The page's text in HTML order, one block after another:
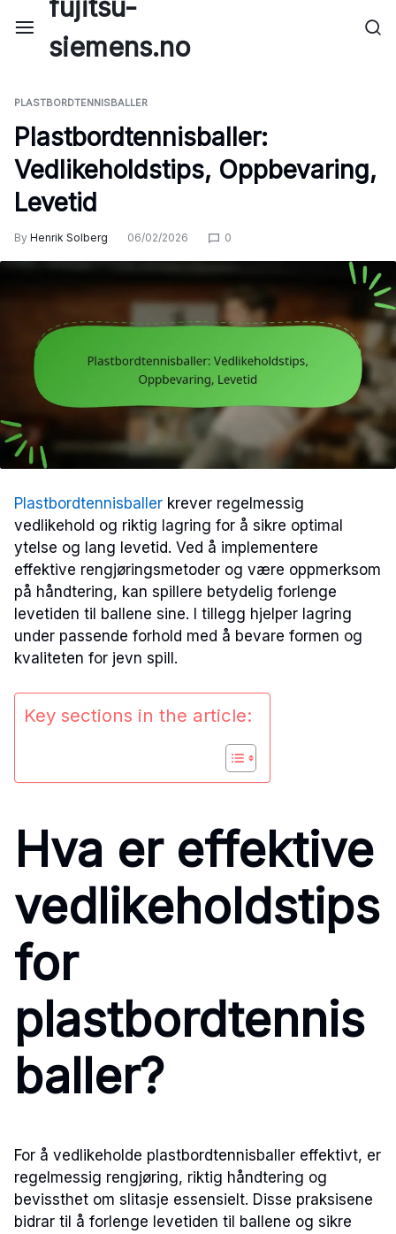
content
fujitsu-
siemens.no
PLASTBORDTENNISBALLER
Plastbordtennisballer:
Vedlikeholdstips, Oppbevaring,
Levetid
By Henrik Solberg 06/02/2026 0
Plastbordtennisballer krever regelmessig
vedlikehold og riktig lagring for å sikre optimal
ytelse og lang levetid. Ved å implementere
effektive rengjøringsmetoder og være oppmerksom
på håndtering, kan spillere betydelig forlenge
levetiden til ballene sine. I tillegg hjelper lagring
under passende forhold med å bevare formen og
kvaliteten for jevn spill.
Key sections in the article:
Hva er effektive
vedlikeholdstips
for
plastbordtennis
baller?
For å vedlikeholde plastbordtennisballer effektivt, er
regelmessig rengjøring, riktig håndtering og
bevissthet om slitasje essensielt. Disse praksisene
bidrar til å forlenge levetiden til ballene og sikre